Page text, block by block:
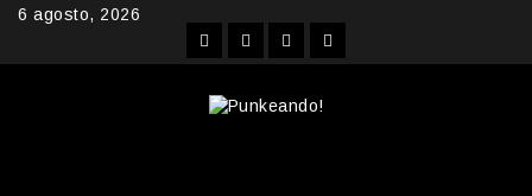
Skip6 agosto, 2026
FacebookInstagram
YouTubeTwitter